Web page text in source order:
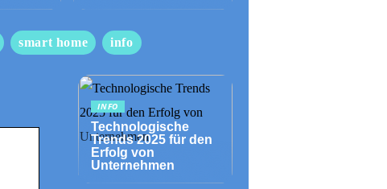
smart home info
INFO
Technologische
Trends 2025 für den
Erfolg von
Unternehmen